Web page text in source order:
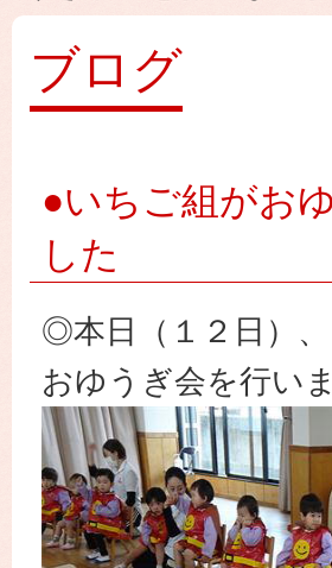
ブログ
●いちご組がお
した
◎本日（１２日）
おゆうぎ会を行い